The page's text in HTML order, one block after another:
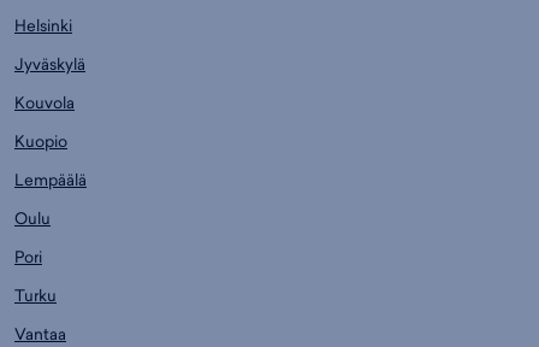
Helsinki
Jyväskylä
Kouvola
Kuopio
Lempäälä
Oulu
Pori
Turku
Vantaa